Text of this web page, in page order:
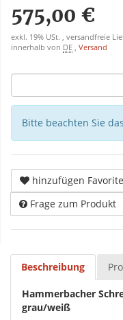
575,00 €
exkl. 19% USt. , versandfreie
innerhalb von DE , Versand
Bitte beachten Sie
hinzufügen
Frage zum Produkt
Beschreibung
Hammerbacher
grau/weiß